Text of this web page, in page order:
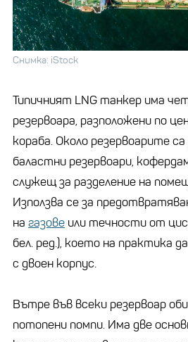
Снимка: iStock
Типичният LNG танкер има
резервоара, разположени по
кораба. Около резервоарите
баластни резервоари,
служещ за разделение на
Използва се за
на газове или течности от
бел. ред.), което на практика
с двоен корпус.
Вътре във всеки резервоар
потопени помпи. Има две